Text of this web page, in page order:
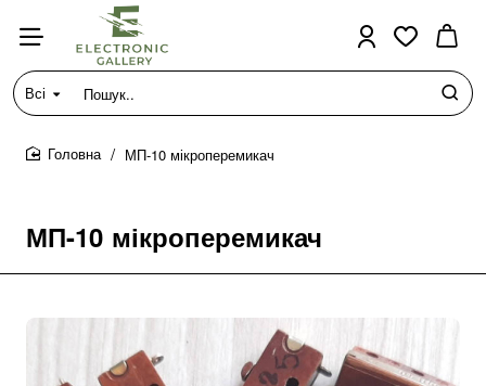
Всі
Пошук..
МП-10 мікроперемикач
МП-10 мікроперемикач